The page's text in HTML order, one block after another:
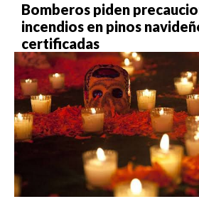
Bomberos piden
incendios en pinos
certificadas